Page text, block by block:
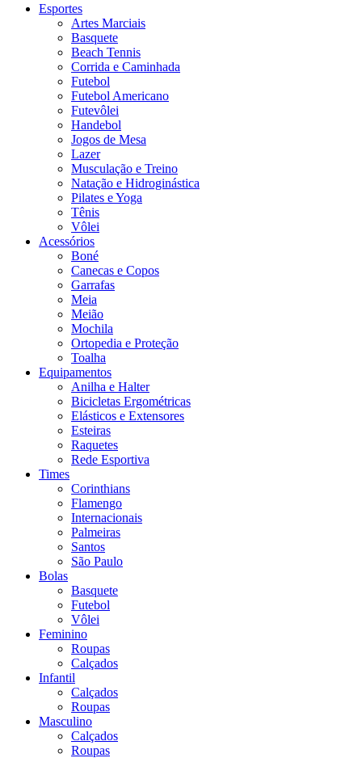
Esportes
Artes Marciais
Basquete
Beach Tennis
Corrida e Caminhada
Futebol
Futebol Americano
Futevôlei
Handebol
Jogos de Mesa
Lazer
Musculação e Treino
Natação e Hidroginástica
Pilates e Yoga
Tênis
Vôlei
Acessórios
Boné
Canecas e Copos
Garrafas
Meia
Meião
Mochila
Ortopedia e Proteção
Toalha
Equipamentos
Anilha e Halter
Bicicletas Ergométricas
Elásticos e Extensores
Esteiras
Raquetes
Rede Esportiva
Times
Corinthians
Flamengo
Internacionais
Palmeiras
Santos
São Paulo
Bolas
Basquete
Futebol
Vôlei
Feminino
Roupas
Calçados
Infantil
Calçados
Roupas
Masculino
Calçados
Roupas